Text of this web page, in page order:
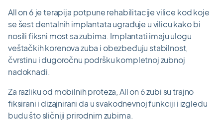
All on 6 je terapija potpune rehabilitacije vilice kod koje
se šest dentalnih implantata ugrađuje u vilicu kako bi
nosili fiksni most sa zubima. Implantati imaju ulogu
veštačkih korenova zuba i obezbeđuju stabilnost,
čvrstinu i dugoročnu podršku kompletnoj zubnoj
nadoknadi.
Za razliku od mobilnih proteza, All on 6 zubi su trajno
fiksirani i dizajnirani da u svakodnevnoj funkciji i izgledu
budu što sličniji prirodnim zubima.